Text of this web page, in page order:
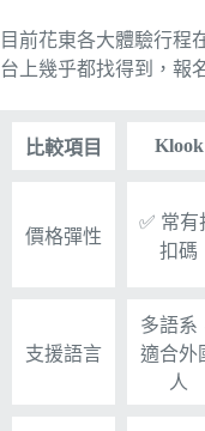
目前花東各大體驗行程
台上幾乎都找得到，報
比較項目 Klook
價格彈性
✅ 常有
扣碼
支援語言
多語系
適合外
人